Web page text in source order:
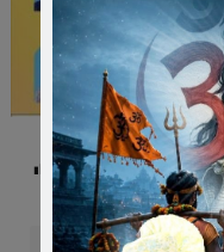
Post Views: 313
vedio